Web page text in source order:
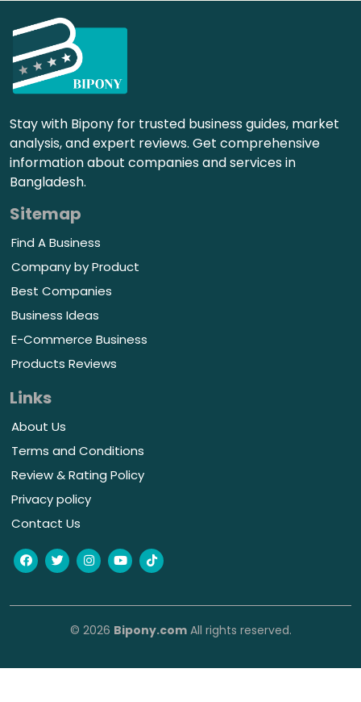
Stay with Bipony for trusted business guides, market
analysis, and expert reviews. Get comprehensive
information about companies and services in
Bangladesh.
Sitemap
Find A Business
Company by Product
Best Companies
Business Ideas
E-Commerce Business
Products Reviews
Links
About Us
Terms and Conditions
Review & Rating Policy
Privacy policy
Contact Us
© 2026 Bipony.comAll rights reserved.